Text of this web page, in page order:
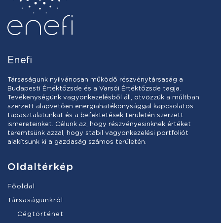
Enefi
Társaságunk nyilvánosan működő részvénytársaság a
Budapesti Értéktőzsde és a Varsói Értéktőzsde tagja.
Tevékenységünk vagyonkezelésből áll, ötvözzük a múltban
szerzett alapvetően energiahatékonysággal kapcsolatos
tapasztalatunkat és a befektetések területén szerzett
ismereteinket. Célunk az, hogy részvényesinknek értéket
teremtsünk azzal, hogy stabil vagyonkezelési portfoliót
alakítsunk ki a gazdaság számos területén.
Oldaltérkép
Főoldal
Társaságunkról
Cégtörténet